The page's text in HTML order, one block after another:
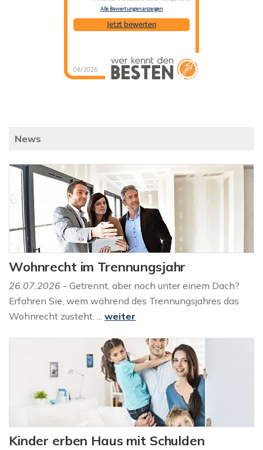
08/2026
Alle Bewertungen anzeigen
Jetzt bewerten
News
Wohnrecht im Trennungsjahr
26.07.2026 - Getrennt, aber noch unter einem Dach?
Erfahren Sie, wem während des Trennungsjahres das
Wohnrecht zusteht. ... weiter
Kinder erben Haus mit Schulden